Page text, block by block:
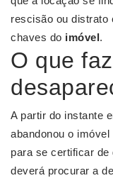
rescisão ou distrato
chaves do imóvel.
O que
A partir do instante
abandonou o
para se certificar de
deverá procurar a